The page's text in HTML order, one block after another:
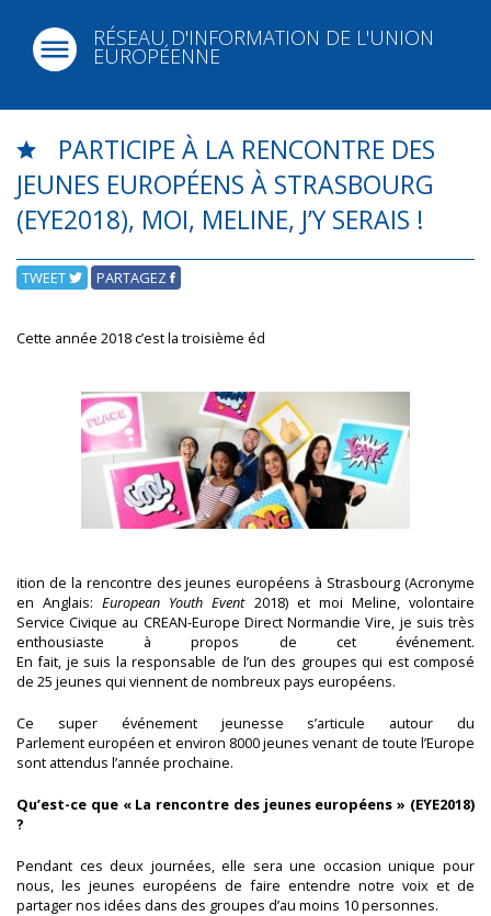
RÉSEAU D'INFORMATION DE L'UNION
EUROPÉENNE
PARTICIPE À LA RENCONTRE DES
JEUNES EUROPÉENS À STRASBOURG
(EYE2018), MOI, MELINE, J’Y SERAIS !
TWEET PARTAGEZ
Cette année 2018 c’est la troisième éd
ition de la rencontre des jeunes européens à Strasbourg (Acronyme
en Anglais:European Youth Event2018) et moi Meline, volontaire
Service Civique au CREAN-Europe Direct Normandie Vire, je suis très
enthousiaste à propos de cet événement.
En fait, je suis la responsable de l’un des groupes qui est composé
de 25 jeunes qui viennent de nombreux pays européens.
Ce super événement jeunesse s’articule autour du
Parlement européen et environ 8000 jeunes venant de toute l’Europe
sont attendus l’année prochaine.
Qu’est-ce que « La rencontre des jeunes européens » (EYE2018)
?
Pendant ces deux journées, elle sera une occasion unique pour
nous, les jeunes européens de faire entendre notre voix et de
partager nos idées dans des groupes d’au moins 10 personnes.